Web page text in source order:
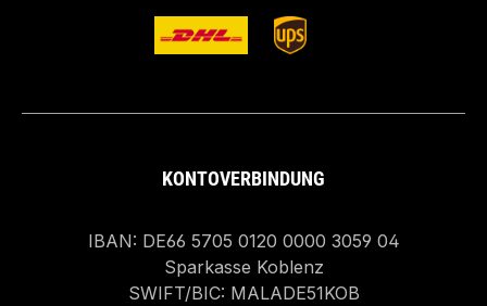
KONTOVERBINDUNG
IBAN: DE66 5705 0120 0000 3059 04
Sparkasse Koblenz
SWIFT/BIC: MALADE51KOB